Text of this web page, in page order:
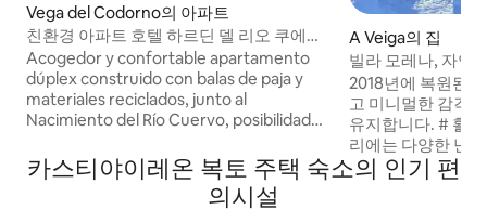
Vega del Codorno의 아파트
친환경 아파트 호텔 하르딘 델 리오 쿠에르
보 4
Acogedor y confortable apartamento
dúplex construido con balas de paja y
materiales reciclados, junto al
Nacimiento del Río Cuervo, posibilidad
cocina. Formando parte de nuestro
aparthotel estructurado alrededor de un
A Veiga의 집
빌라 모레나, 자연
2018년에 복원된
고 미니멀한 감각
유지합니다. # 활발한 관광: 가장 높은 봉우
리에는 다양한 난
습니다. 갈리시아,
로 큰 빙하 출신
카스티야이레온 복토 주택 숙소의 인기 편
의시설